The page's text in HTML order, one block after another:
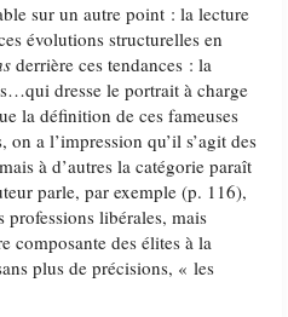
sur un autre point : la lecture
évolutions structurelles en
derrière ces tendances : la
dresse le portrait à charge
la définition de ces fameuses
a l’impression qu’il s’agit des
à d’autres la catégorie paraît
parle, par exemple (p. 116),
professions libérales, mais
composante des élites à la
plus de précisions, « les